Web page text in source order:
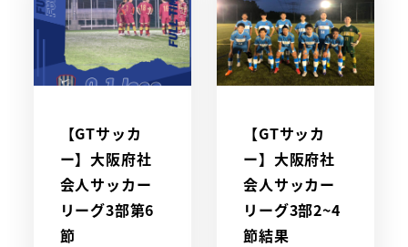
【GTサッカ
ー】大阪府社
会人サッカー
リーグ3部第6
節
【GTサッカ
ー】大阪府社
会人サッカー
リーグ3部2~4
節結果